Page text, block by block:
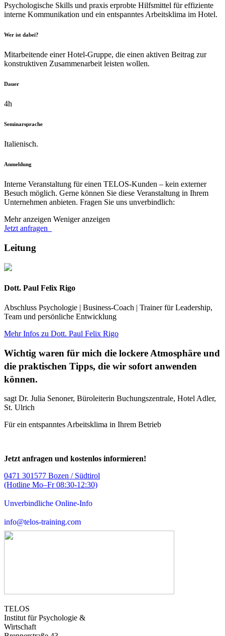
Psychologische Skills und praxis erprobte Hilfsmittel für effiziente
interne Kommunikation und ein entspanntes Arbeitsklima im Hotel.
Wer ist dabei?
Mitarbeitende einer Hotel-Gruppe, die einen aktiven Beitrag zur
konstruktiven Zusammenarbeit leisten wollen.
Dauer
4h
Seminarsprache
Italienisch.
Anmeldung
Interne Veranstaltung für einen TELOS-Kunden – kein externer
Besuch möglich. Gerne können Sie diese Veranstaltung in Ihrem
Unternehmen anbieten. Fragen Sie uns unverbindlich:
Mehr anzeigen Weniger anzeigen
Jetzt anfragen
Leitung
Dott. Paul Felix Rigo
Abschluss Psychologie | Business-Coach | Trainer für Leadership,
Team und persönliche Entwicklung
Mehr Infos zu Dott. Paul Felix Rigo
Wichtig waren für mich die lockere Atmosphäre und
die praktischen Tipps, die wir sofort anwenden
können.
sagt Dr. Julia Senoner, Büroleiterin Buchungszentrale, Hotel Adler,
St. Ulrich
Für ein entspanntes Arbeitsklima in Ihrem Betrieb
Jetzt anfragen und kostenlos informieren!
0471 301577 Bozen / Südtirol
(Hotline Mo–Fr 08:30-12:30)
Unverbindliche Online-Info
info@telos-training.com
TELOS
Institut für Psychologie &
Wirtschaft